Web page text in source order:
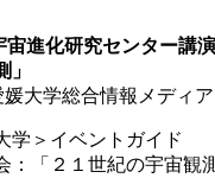
宙進化研究センター講
」
大学総合情報メディア
学＞イベントガイド
：「２１世紀の宇宙